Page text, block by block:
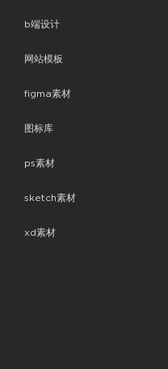
b端设计
网站模板
figma素材
图标库
ps素材
sketch素材
xd素材